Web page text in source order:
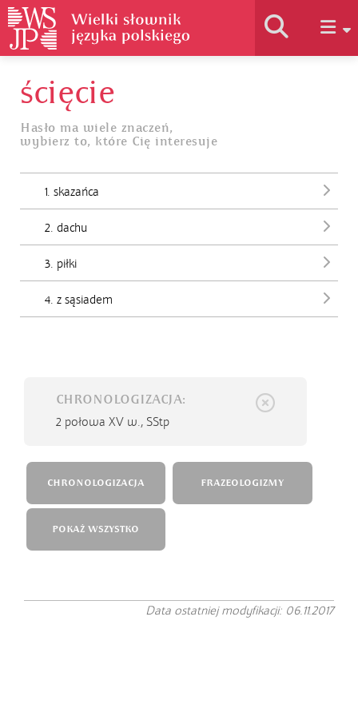
Jak korzystać
ścięcie
Hasło ma wiele znaczeń,
wybierz to, które Cię interesuje
1. skazańca
2. dachu
3. piłki
4. z sąsiadem
CHRONOLOGIZACJA:
2 połowa XV w., SStp
CHRONOLOGIZACJA FRAZEOLOGIZMY
POKAŻ WSZYSTKO
Data ostatniej modyfikacji: 06.11.2017